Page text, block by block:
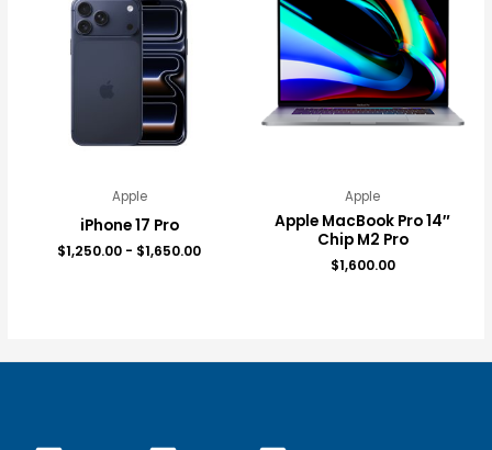
Apple
iPhone 17 Pro
$1,250.00 - $1,650.00
Apple
Apple MacBook Pro 14″
Chip M2 Pro
$1,600.00